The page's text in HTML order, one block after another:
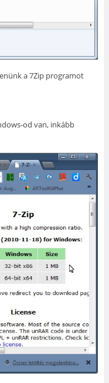
a 7Zip programot
od van, inkább